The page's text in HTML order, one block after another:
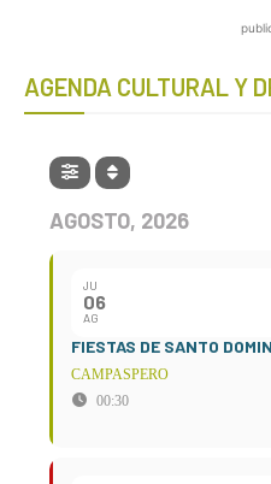
AGENDA CULTURAL Y
AGOSTO, 2026
JU
06
AG
FIESTAS DE SANTO
CAMPASPERO
00:30